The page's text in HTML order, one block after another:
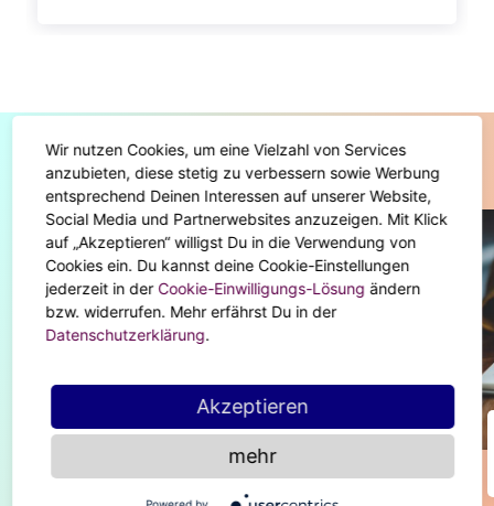
Diese Artikel könnten dir auch gefallen
ASTRO-HIGHLIGHTS
Feier den Monat der Fische!
Wir nutzen Cookies, um eine Vielzahl von Services
anzubieten, diese stetig zu verbessern sowie Werbung
entsprechend Deinen Interessen auf unserer Website,
Social Media und Partnerwebsites anzuzeigen. Mit Klick
auf „Akzeptieren“ willigst Du in die Verwendung von
Cookies ein. Du kannst deine Cookie-Einstellungen
jederzeit in der Cookie-Einwilligungs-Lösung ändern
bzw. widerrufen. Mehr erfährst Du in der
Datenschutzerklärung.
Akzeptieren
mehr